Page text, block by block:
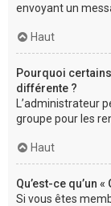
envoyant un
Haut
Pourquoi
différente ?
L’administrateur
groupe pour les
Haut
Qu’est-ce qu’un
Si vous êtes